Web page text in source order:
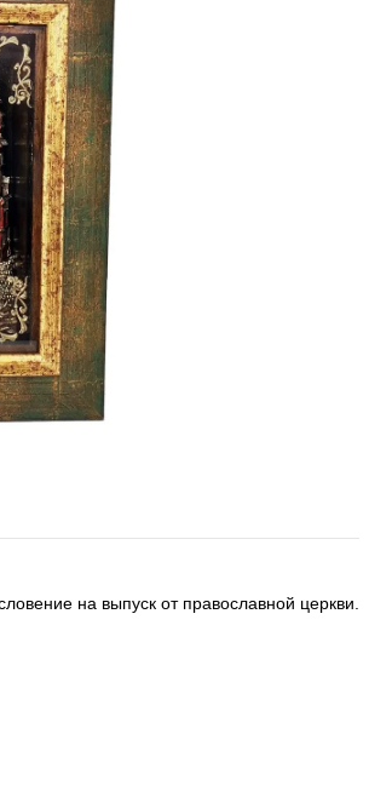
на выпуск от православной церкви.